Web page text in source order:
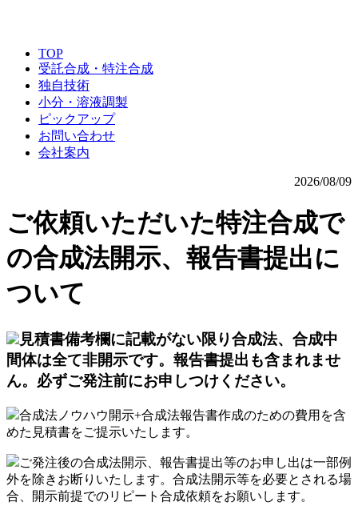
TOP
受託合成・特注合成
独自技術
小分・溶液調製
ピックアップ
お問い合わせ
会社案内
2026/08/09
ご依頼いただいた特注合成で
の合成法開示、報告書提出に
ついて
見積書備考欄に記載がない限り合成法、合成中
間体は全て非開示です。報告書提出も含まれませ
ん。必ずご発注前にお申しつけください。
合成法ノウハウ開示+合成法報告書作成のための費用を含
めた見積書をご提示いたします。
ご発注後の合成法開示、報告書提出等のお申し出は一部例
外を除きお断りいたします。合成法開示等を必要とされる場
合、開示前提でのリピート合成依頼をお願いします。